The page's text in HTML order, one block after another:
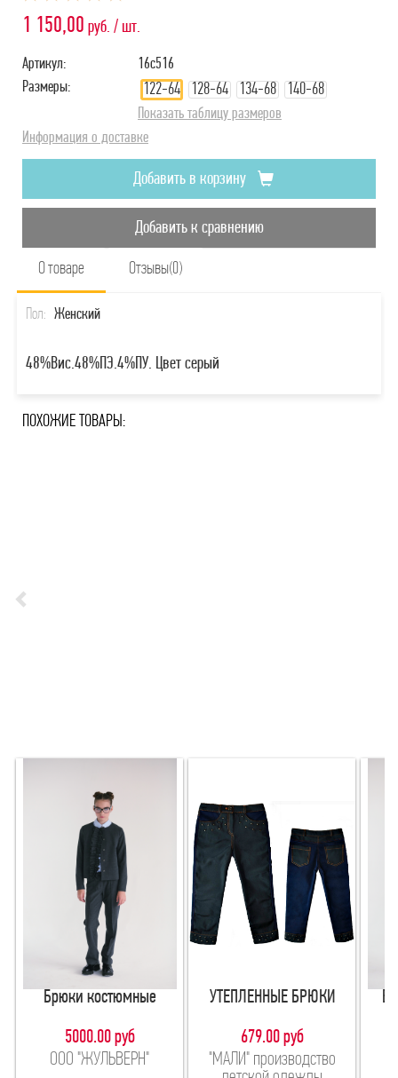
1 150,00 руб. / шт.
Артикул:
16с516
Размеры:
122-64 128-64 134-68 140-68
Показать таблицу размеров
Информация о доставке
Добавить в корзину
Добавить к сравнению
О товаре Отзывы(0)
Пол: Женский
48%Вис.48%ПЭ.4%ПУ. Цвет серый
ПОХОЖИЕ ТОВАРЫ:
Брюки костюмные
5000.00 руб
ООО "ЖУЛЬВЕРН"
УТЕПЛЕННЫЕ БРЮКИ
679.00 руб
"МАЛИ" производство